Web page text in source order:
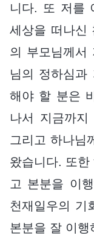
니다. 또 저를
세상을 떠나신
의 부모님께서
님의 정하심과
해야 할 분은
나서 지금까
그리고 하나님
왔습니다. 또한
고 본분을 이
천재일우의 기
본분을 잘 이행